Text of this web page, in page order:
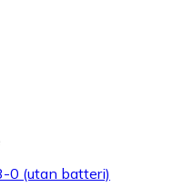
0 (utan batteri)